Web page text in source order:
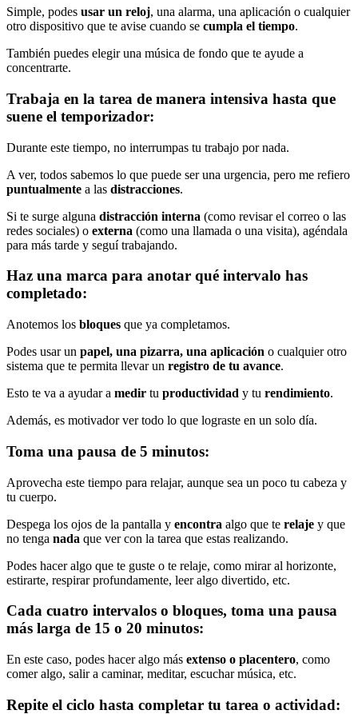
Simple, podes usar un reloj, una alarma, una aplicación o cualquier
otro dispositivo que te avise cuando se cumpla el tiempo.
También puedes elegir una música de fondo que te ayude a
concentrarte.
Trabaja en la tarea de manera intensiva hasta que
suene el temporizador:
Durante este tiempo, no interrumpas tu trabajo por nada.
A ver, todos sabemos lo que puede ser una urgencia, pero me refiero
puntualmente a las distracciones.
Si te surge alguna distracción interna (como revisar el correo o las
redes sociales) o externa (como una llamada o una visita), agéndala
para más tarde y seguí trabajando.
Haz una marca para anotar qué intervalo has
completado:
Anotemos los bloques que ya completamos.
Podes usar un papel, una pizarra, una aplicación o cualquier otro
sistema que te permita llevar un registro de tu avance.
Esto te va a ayudar a medir tu productividad y tu rendimiento.
Además, es motivador ver todo lo que lograste en un solo día.
Toma una pausa de 5 minutos:
Aprovecha este tiempo para relajar, aunque sea un poco tu cabeza y
tu cuerpo.
Despega los ojos de la pantalla y encontra algo que te relaje y que
no tenga nada que ver con la tarea que estas realizando.
Podes hacer algo que te guste o te relaje, como mirar al horizonte,
estirarte, respirar profundamente, leer algo divertido, etc.
Cada cuatro intervalos o bloques, toma una pausa
más larga de 15 o 20 minutos:
En este caso, podes hacer algo más extenso o placentero, como
comer algo, salir a caminar, meditar, escuchar música, etc.
Repite el ciclo hasta completar tu tarea o actividad: